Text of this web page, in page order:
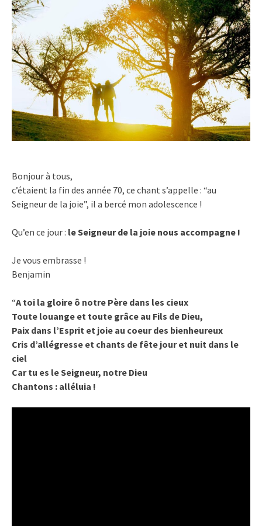
Bonjour à tous,
c’étaient la fin des année 70, ce chant s’appelle : “au
Seigneur de la joie”, il a bercé mon adolescence !
Qu’en ce jour : le Seigneur de la joie nous accompagne !
Je vous embrasse !
Benjamin
“A toi la gloire ô notre Père dans les cieux
Toute louange et toute grâce au Fils de Dieu,
Paix dans l’Esprit et joie au coeur des bienheureux
Cris d’allégresse et chants de fête jour et nuit dans le
ciel
Car tu es le Seigneur, notre Dieu
Chantons : alléluia !